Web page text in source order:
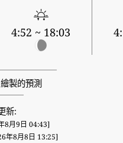
4:52 ~ 18:03
製的預測
新:
8月9日 04:43]
年8月8日 13:25]